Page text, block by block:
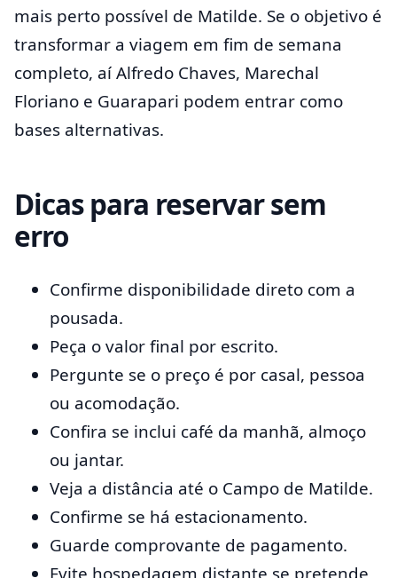
mais perto possível de Matilde. Se o objetivo é
transformar a viagem em fim de semana
completo, aí Alfredo Chaves, Marechal
Floriano e Guarapari podem entrar como
bases alternativas.
Dicas para reservar sem
erro
Confirme disponibilidade direto com a
pousada.
Peça o valor final por escrito.
Pergunte se o preço é por casal, pessoa
ou acomodação.
Confira se inclui café da manhã, almoço
ou jantar.
Veja a distância até o Campo de Matilde.
Confirme se há estacionamento.
Guarde comprovante de pagamento.